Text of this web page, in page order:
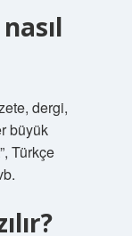
dergi,
büyük
Türkçe